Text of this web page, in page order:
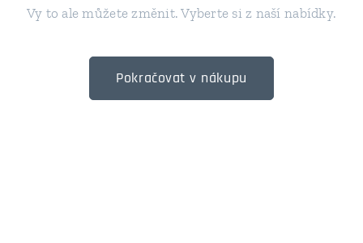
Vy to ale můžete změnit. Vyberte si z naší nabídky.
Pokračovat v nákupu